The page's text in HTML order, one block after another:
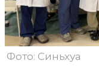
Фото: Синьхуа